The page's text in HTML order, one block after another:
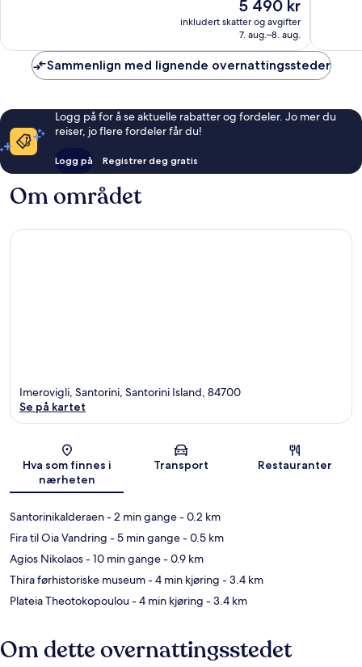
er
5 490 kr
5 490 kr
inkludert skatter og avgifter
7. aug.–8. aug.
Sammenlign med lignende overnattingssteder
Logg på for å se aktuelle rabatter og fordeler. Jo mer du
reiser, jo flere fordeler får du!
Logg på Registrer deg gratis
Om området
Kart
Imerovigli, Santorini, Santorini Island, 84700
Se på kartet
Hva som finnes i
nærheten
Transport Restauranter
Santorinikalderaen- 2 min gange- 0.2 km
Fira til Oia Vandring - 5 min gange- 0.5 km
Agios Nikolaos- 10 min gange- 0.9 km
Thira førhistoriske museum- 4 min kjøring - 3.4 km
Plateia Theotokopoulou- 4 min kjøring - 3.4 km
Om dette overnattingsstedet